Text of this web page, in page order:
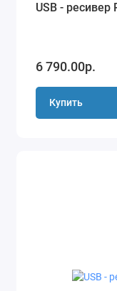
USB - ресивер
6 790.00р.
Купить